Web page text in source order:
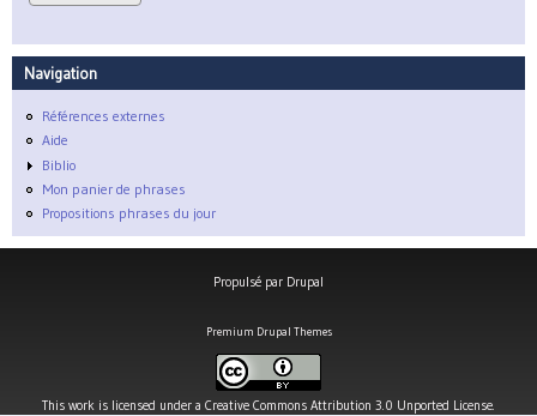
Navigation
Références externes
Aide
Biblio
Mon panier de phrases
Propositions phrases du jour
Propulsé par Drupal
Premium Drupal Themes
This work is licensed under a Creative Commons Attribution 3.0 Unported License.